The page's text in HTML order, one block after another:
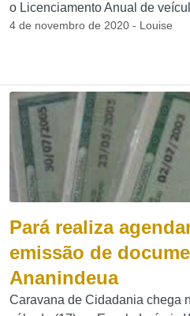
o Licenciamento Anual de
4 de novembro de 2020 - Louise
Pará realiza
emissão de
Ananindeua
Caravana de Cidadania chega